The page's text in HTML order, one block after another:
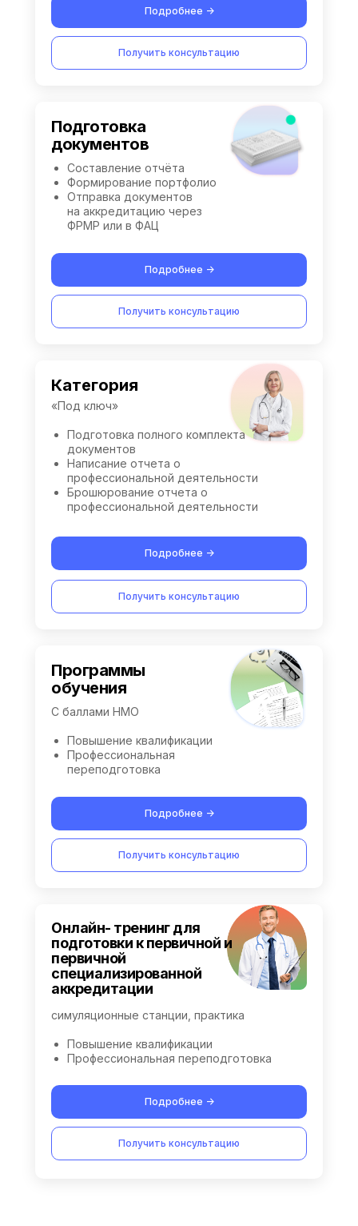
Категория
Подробнее ->
Получить консультацию
«Под ключ»
Подготовка полного комплекта
документов
Написание отчета о
профессиональной деятельности
Брошюрование отчета о
профессиональной деятельности
Подготовка
документов
Подробнее ->
Получить консультацию
Составление отчёта
Формирование портфолио
Отправка документов
на аккредитацию через
ФРМР или в ФАЦ
Подробнее ->
Онлайн- тренинг для
подготовки к первичной и
первичной
специализированной
аккредитации
Получить консультацию
симуляционные станции, практика
Повышение квалификации
Профессиональная переподготовка
Программы
обучения
Подробнее ->
Получить консультацию
С баллами НМО
Повышение квалификации
Профессиональная
переподготовка
Подробнее ->
Получить консультацию